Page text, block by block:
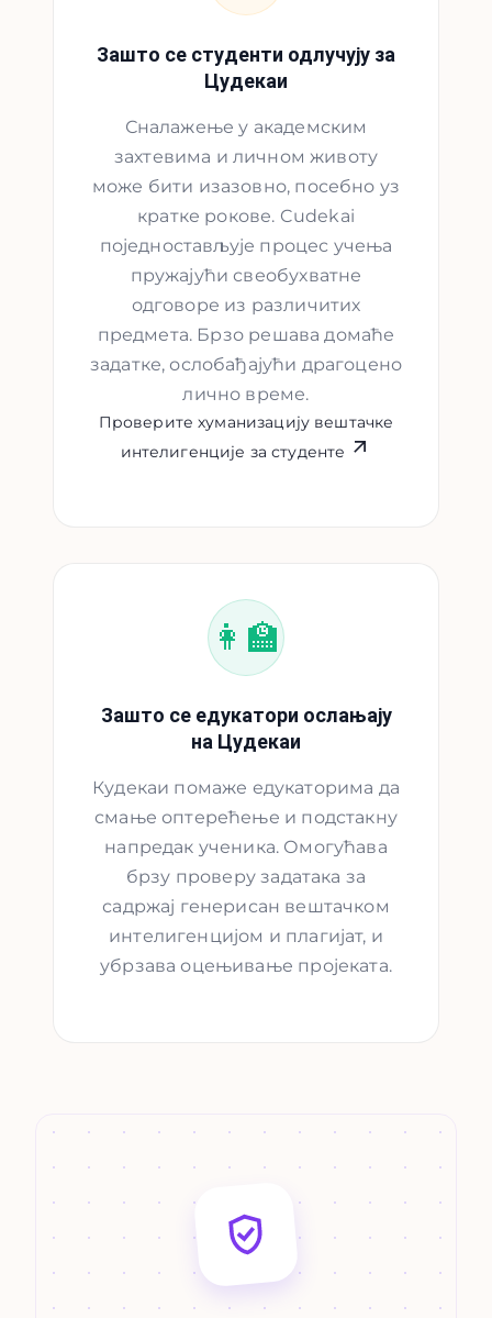
Зашто се студенти одлучују за
Цудекаи
Сналажење у академским
захтевима и личном животу
може бити изазовно, посебно уз
кратке рокове. Cudekai
поједностављује процес учења
пружајући свеобухватне
одговоре из различитих
предмета. Брзо решава домаће
задатке, ослобађајући драгоцено
лично време.
Проверите хуманизацију вештачке
интелигенције за студенте
👩‍🏫
Зашто се едукатори ослањају
на Цудекаи
Кудекаи помаже едукаторима да
смање оптерећење и подстакну
напредак ученика. Омогућава
брзу проверу задатака за
садржај генерисан вештачком
интелигенцијом и плагијат, и
убрзава оцењивање пројеката.